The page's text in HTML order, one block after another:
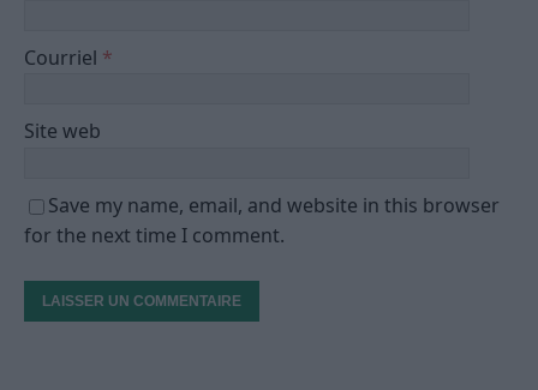
Courriel *
Site web
Save my name, email, and website in this browser
for the next time I comment.